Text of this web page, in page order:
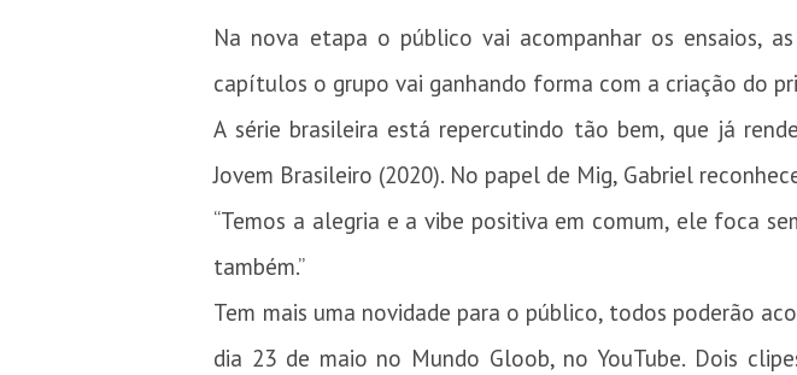
Na nova etapa o público vai acompanhar os ensaios,
capítulos o grupo vai ganhando forma com a criação do
A série brasileira está repercutindo tão bem, que já
Jovem Brasileiro (2020). No papel de Mig, Gabriel
“Temos a alegria e a vibe positiva em comum, ele foca
também.”
Tem mais uma novidade para o público, todos poderão
dia 23 de maio no Mundo Gloob, no YouTube. Dois